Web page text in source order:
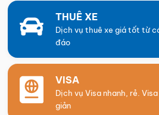
THUÊ XE
Dịch vụ thuê xe giá tốt từ
đáo
VISA
Dịch vụ Visa nhanh, rẻ.
giản